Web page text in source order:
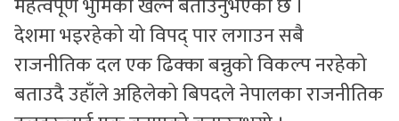
महत्वपूर्ण भुमिका खेल्ने बताउनुभएको छ ।
देशमा भइरहेको यो विपद् पार लगाउन सबै
राजनीतिक दल एक ढिक्का बन्नुको विकल्प नरहेको
बताउदै उहाँले अहिलेको बिपदले नेपालका राजनीतिक